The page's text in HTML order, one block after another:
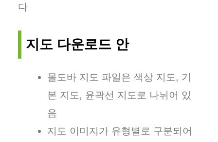
다
지도 다운로드 안
몰도바 지도 파일은 색상 지도, 기
본 지도, 윤곽선 지도로 나뉘어 있
음
지도 이미지가 유형별로 구분되어